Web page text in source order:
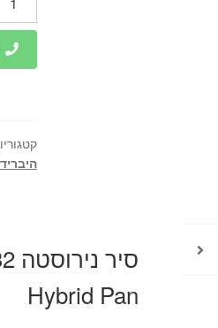
סיר
ליטר
Food
Hybrid Pan